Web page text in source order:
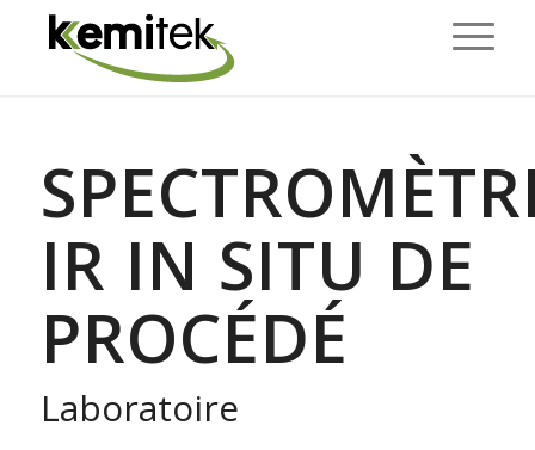
IR IN SITU DE
PROCÉDÉ
Laboratoire